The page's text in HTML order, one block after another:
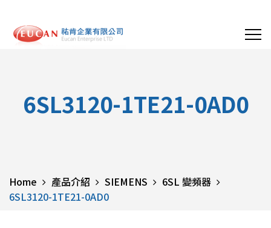
6SL3120-1TE21-0AD0
Home 產品介紹 SIEMENS
6SL 變頻器
6SL3120-1TE21-0AD0